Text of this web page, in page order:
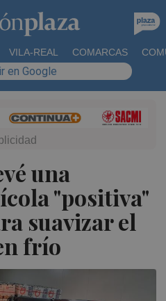
VILA-REAL COMARCAS
en Google
una
"positiva"
suavizar el
frío